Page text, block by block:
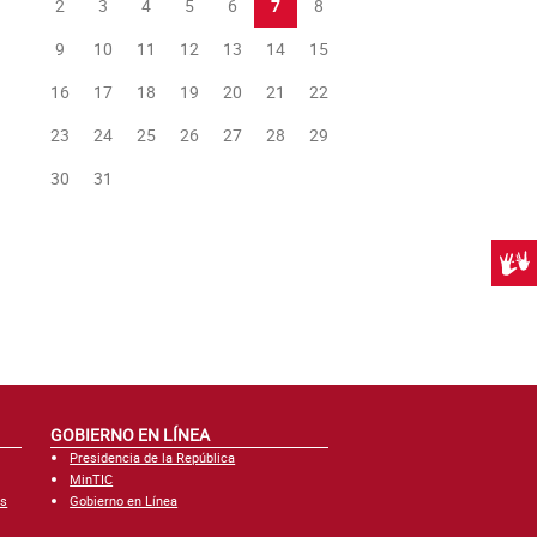
2
3 4 5 6 7
8
9
10 11 12 13 14
15
16
17 18 19 20 21
22
23
24 25 26 27 28
29
30
31
GOBIERNO EN LÍNEA
Presidencia de la República
MinTIC
Gobierno en Línea